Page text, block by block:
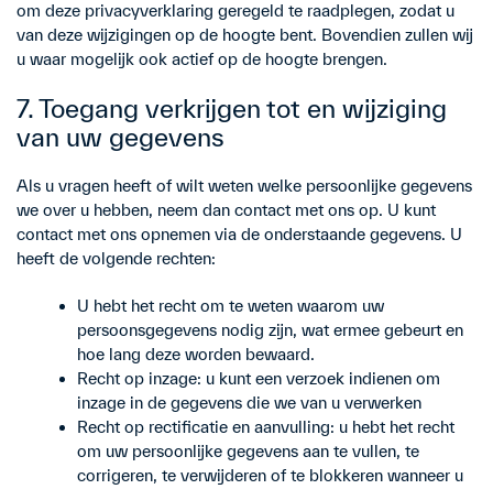
om deze privacyverklaring geregeld te raadplegen, zodat u
van deze wijzigingen op de hoogte bent. Bovendien zullen wij
u waar mogelijk ook actief op de hoogte brengen.
7. Toegang verkrijgen tot en wijziging
van uw gegevens
Als u vragen heeft of wilt weten welke persoonlijke gegevens
we over u hebben, neem dan contact met ons op. U kunt
contact met ons opnemen via de onderstaande gegevens. U
heeft de volgende rechten:
U hebt het recht om te weten waarom uw
persoonsgegevens nodig zijn, wat ermee gebeurt en
hoe lang deze worden bewaard.
Recht op inzage: u kunt een verzoek indienen om
inzage in de gegevens die we van u verwerken
Recht op rectificatie en aanvulling: u hebt het recht
om uw persoonlijke gegevens aan te vullen, te
corrigeren, te verwijderen of te blokkeren wanneer u